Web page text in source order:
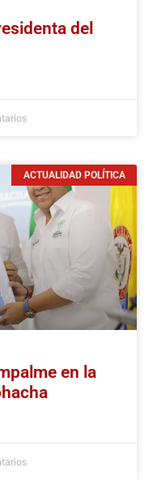
del
ACTUALIDAD POLÍTICA
en la